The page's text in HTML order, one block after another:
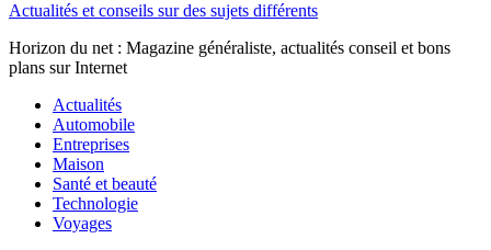
Actualités et conseils sur des sujets différents
Horizon du net : Magazine généraliste, actualités conseil et bons
plans sur Internet
Actualités
Automobile
Entreprises
Maison
Santé et beauté
Technologie
Voyages